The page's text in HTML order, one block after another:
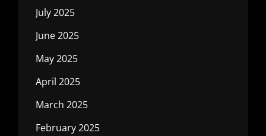
July 2025
June 2025
May 2025
April 2025
March 2025
February 2025